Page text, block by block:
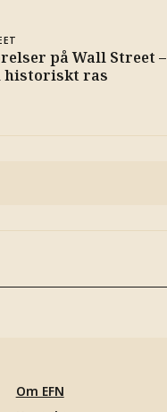
på Wall Street –
historiskt ras
Om EFN